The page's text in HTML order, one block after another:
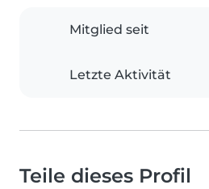
Mitglied seit
Letzte Aktivität
Teile dieses Profil